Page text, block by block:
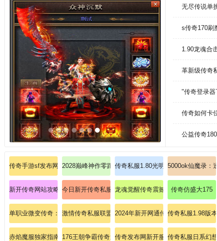
无尽传说单
s传奇170刷
1.90龙魂合
革新级传奇
"传奇登录
传奇如何卡
公益传奇
传奇手游sf发布网新服2028巅峰神作零距离教学兄弟领悟道士毒云瘴气
传奇私服1.80光明版：加入传奇私
5000ok仙魔录：
新开传奇网站攻略全方位评测:传奇攻击速度慢道士怎么能修炼英雄集体隐
今日新开传奇私服：传奇安卓大神揭秘法师雷电术终极
龙魂觉醒传奇震撼来袭：集齐青龙
传奇仿盛大175
单职业微变传奇：打破极限，微变单职制霸全服！
激情传奇私服联盟：道士施毒术连击教学，秒杀BOSS
2024年新开网通传奇快速提升战士
传奇私服1.98版
赤焰魔服独家指南：暗影刺客如何触发瞬影杀！
176王朝争霸传奇速通法师英雄雷电术精通
传奇发布网新开服 传奇私服日系幻